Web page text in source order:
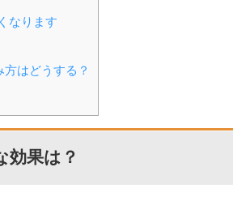
なります
はどうする？
効果は？